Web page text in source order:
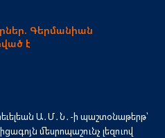
Գերմանիան
է
Ա․Մ․Ն․-ի պաշտօնաթերթ՝
մեսրոպաշունչ լեզուով